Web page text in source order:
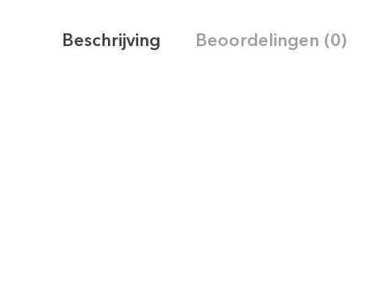
Beschrijving Beoordelingen (0)